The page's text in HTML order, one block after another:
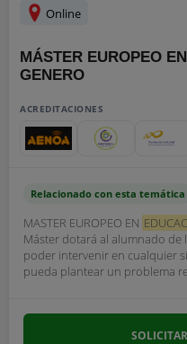
Online
MÁSTER EUROPEO
GENERO
ACREDITACIONES
Relacionado con esta temática
MASTER EUROPEO EN
Máster dotará al alumnado
poder intervenir en cualquier
pueda plantear un problema